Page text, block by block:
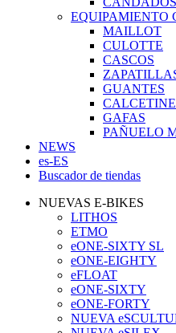
EQUIPAMIENTO
MAILLOT
CULOTTE
CASCOS
GUANTES
GAFAS
PAÑUELO
NEWS
es-ES
Buscador de tiendas
NUEVAS E-BIKES
LITHOS
ETMO
eONE-SIXTY SL
eONE-EIGHTY
eFLOAT
eONE-SIXTY
eONE-FORTY
NUEVA